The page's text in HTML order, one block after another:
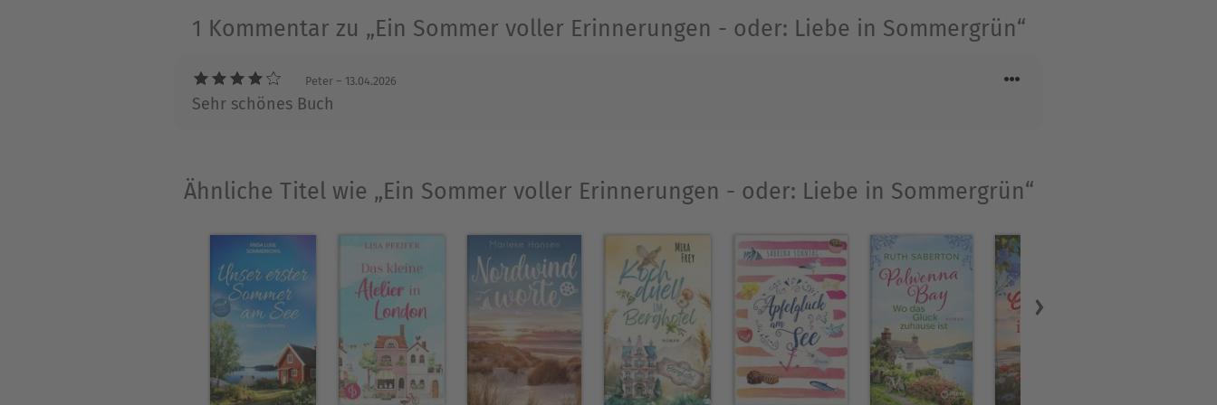
Die Autorin im Internet: heike-wanner-autorin.jimdosite.com/
Bei dotbooks erschienen bereits Heike Wanners Kurzgeschichten im Sammelband »Mein Teilzeit-
1 Kommentar zu „Ein Sommer voller Erinnerungen - oder: Liebe in Sommergrün“
Peter – 13.04.2026
Sehr schönes Buch
Ähnliche Titel wie „Ein Sommer voller Erinnerungen - oder: Liebe in Sommergrün“